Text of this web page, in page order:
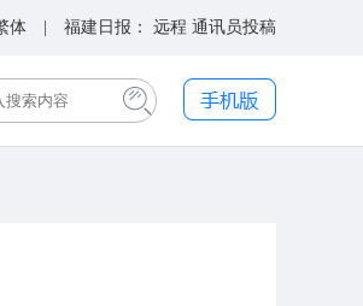
体 | 福建日报： 远程 通讯员投稿